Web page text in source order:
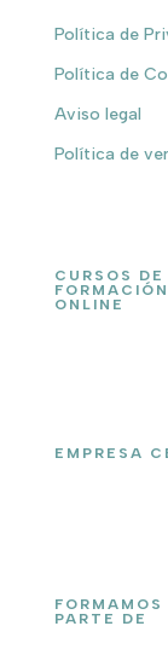
Política de
Política de
Aviso legal
Política de
CURSOS DE
FORMACIÓN
ONLINE
EMPRESA
FORMAMOS
PARTE DE